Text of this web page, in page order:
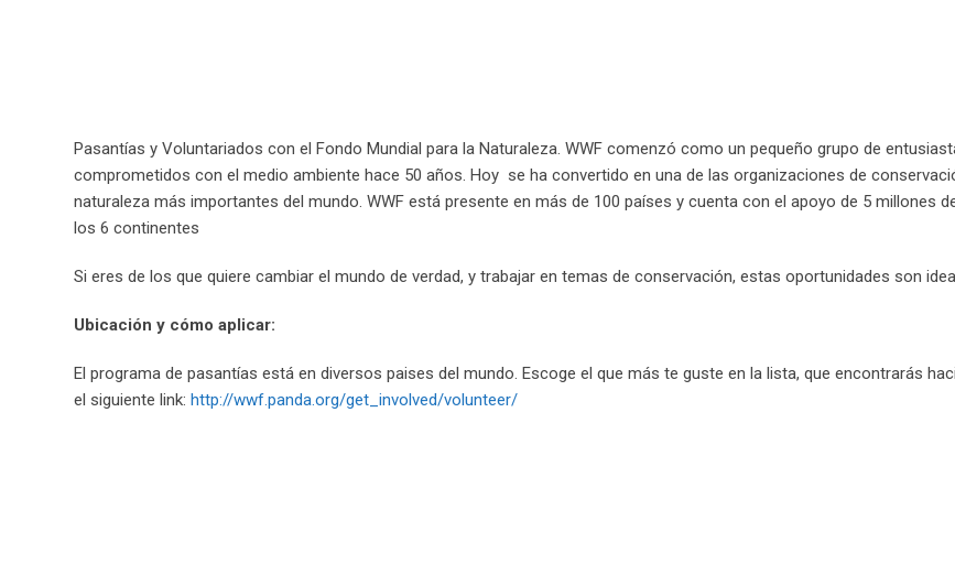
Pasantías y Voluntariados con el Fondo Mundial para la Naturaleza. WWF comenzó como un pequeño grupo de
comprometidos con el medio ambiente hace 50 años. Hoy se ha convertido en una de las organizaciones de
naturaleza más importantes del mundo. WWF está presente en más de 100 países y cuenta con el apoyo de 5 millones
los 6 continentes
Si eres de los que quiere cambiar el mundo de verdad, y trabajar en temas de conservación, estas oportunidades son
Ubicación y cómo aplicar:
El programa de pasantías está en diversos paises del mundo. Escoge el que más te guste en la lista, que encontrarás
el siguiente link: http://wwf.panda.org/get_involved/volunteer/